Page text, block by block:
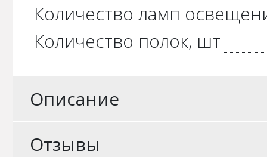
Количество ламп
Количество полок, шт
Описание
Отзывы